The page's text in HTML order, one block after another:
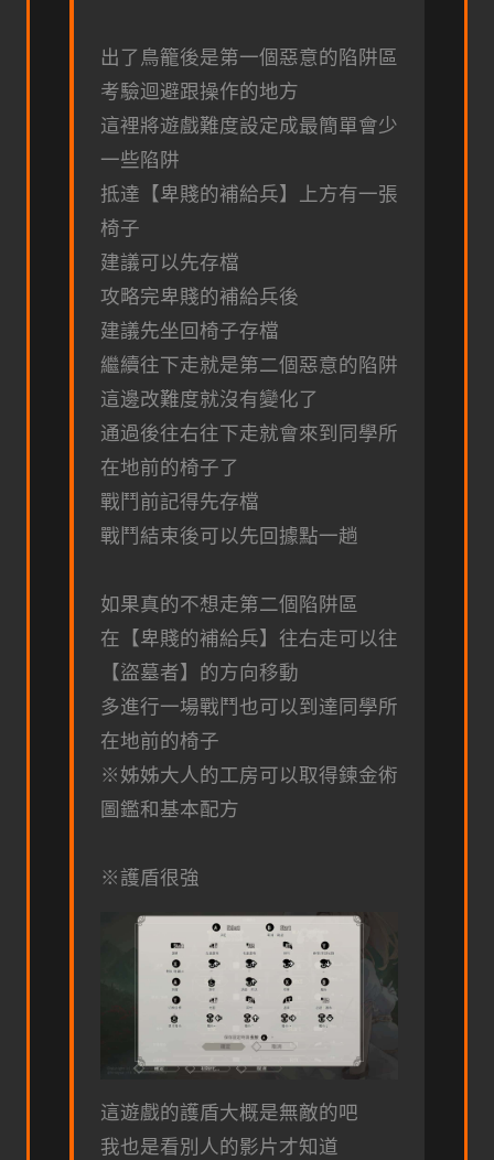
出了鳥籠後是第一個惡意的陷阱區
考驗迴避跟操作的地方
這裡將遊戲難度設定成最簡單會少
一些陷阱
抵達【卑賤的補給兵】上方有一張
椅子
建議可以先存檔
攻略完卑賤的補給兵後
建議先坐回椅子存檔
繼續往下走就是第二個惡意的陷阱
這邊改難度就沒有變化了
通過後往右往下走就會來到同學所
在地前的椅子了
戰鬥前記得先存檔
戰鬥結束後可以先回據點一趟
如果真的不想走第二個陷阱區
在【卑賤的補給兵】往右走可以往
【盜墓者】的方向移動
多進行一場戰鬥也可以到達同學所
在地前的椅子
※姊姊大人的工房可以取得鍊金術
圖鑑和基本配方
※護盾很強
這遊戲的護盾大概是無敵的吧
我也是看別人的影片才知道